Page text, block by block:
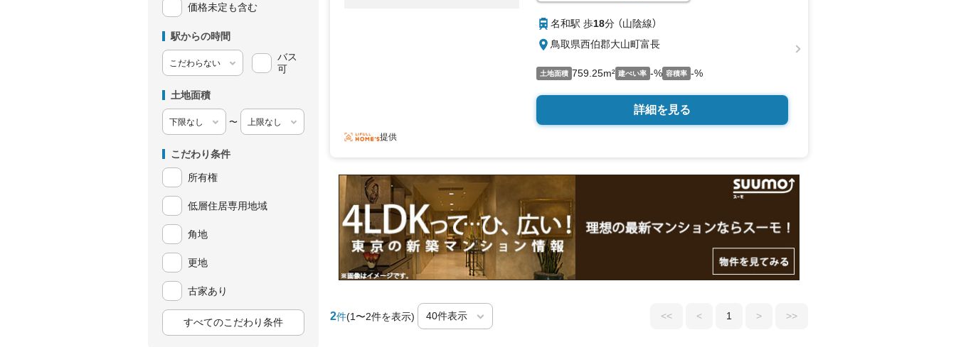
価格未定も含む
駅からの時間
バス
可
土地面積
〜
こだわり条件
所有権
低層住居専用地域
角地
更地
古家あり
すべてのこだわり条件
名和駅 歩18分 （山陰線）
鳥取県西伯郡大山町富長
土地面積 759.25m² 建ぺい率 -% 容積率 -%
詳細を見る
提供
2件(1〜2件を表示) << < 1 > >>